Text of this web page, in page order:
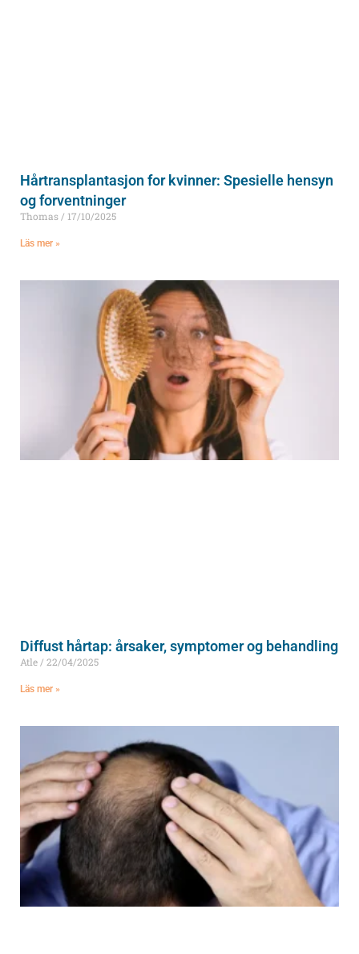
Hårtransplantasjon for kvinner: Spesielle hensyn
og forventninger
Thomas 17/10/2025
Läs mer »
Diffust hårtap: årsaker, symptomer og behandling
Atle 22/04/2025
Läs mer »